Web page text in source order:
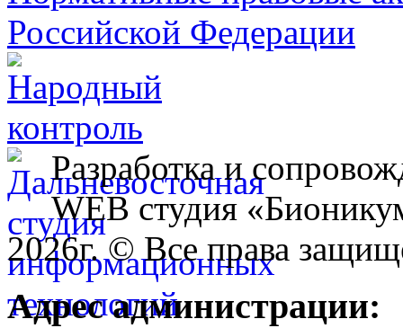
Разработка и
WEB студия
2026г. © Все права
Адрес администрации: